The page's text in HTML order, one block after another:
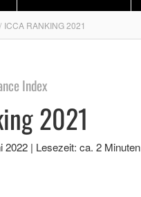
ICCA RANKING 2021
Index
2021
2022 | Lesezeit: ca. 2 Minuten